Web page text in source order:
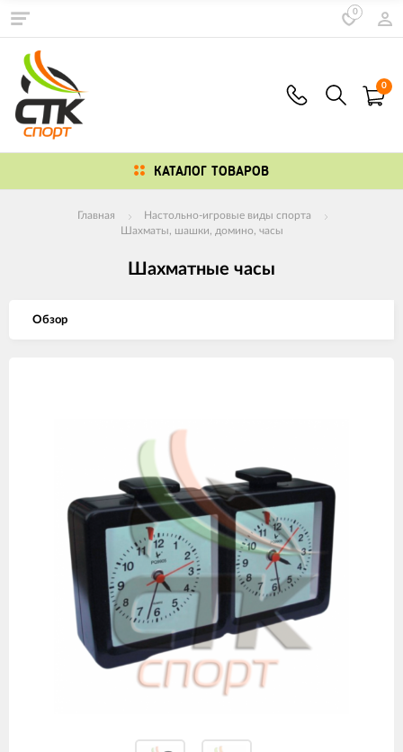
0
0
КАТАЛОГ ТОВАРОВ
Главная
Настольно-игровые виды спорта
Шахматы, шашки, домино, часы
Шахматные часы
Обзор